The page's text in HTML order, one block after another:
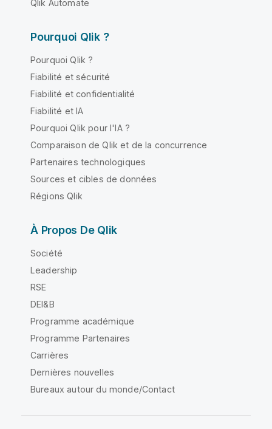
Qlik Automate
Pourquoi Qlik ?
Pourquoi Qlik ?
Fiabilité et sécurité
Fiabilité et confidentialité
Fiabilité et IA
Pourquoi Qlik pour l'IA ?
Comparaison de Qlik et de la concurrence
Partenaires technologiques
Sources et cibles de données
Régions Qlik
À Propos De Qlik
Société
Leadership
RSE
DEI&B
Programme académique
Programme Partenaires
Carrières
Dernières nouvelles
Bureaux autour du monde/Contact